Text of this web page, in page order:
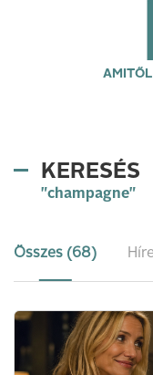
KERESÉS
"champagne"
Összes (68)